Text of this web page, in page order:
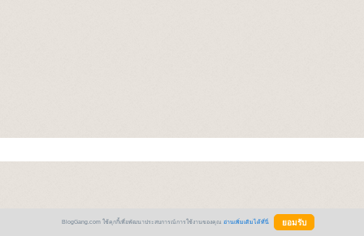
BlogGang.com ใช้คุกกี้เพื่อพัฒนาประสบการณ์การใช้งานของคุณ อ่านเพิ่มเติมได้ที่นี่